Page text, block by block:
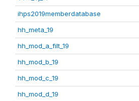
ihps2019memberdatabase
hh_meta_19
hh_mod_a_filt_19
hh_mod_b_19
hh_mod_c_19
hh_mod_d_19